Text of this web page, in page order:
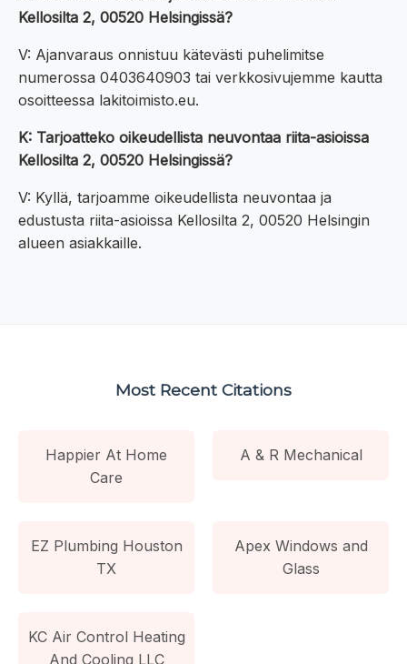
Kellosilta 2, 00520 Helsingissä?
V: Ajanvaraus onnistuu kätevästi puhelimitse
numerossa 0403640903 tai verkkosivujemme kautta
osoitteessa lakitoimisto.eu.
K: Tarjoatteko oikeudellista neuvontaa riita-asioissa
Kellosilta 2, 00520 Helsingissä?
V: Kyllä, tarjoamme oikeudellista neuvontaa ja
edustusta riita-asioissa Kellosilta 2, 00520 Helsingin
alueen asiakkaille.
Most Recent Citations
Happier At Home
Care
A & R Mechanical
EZ Plumbing Houston
TX
Apex Windows and
Glass
KC Air Control Heating
And Cooling LLC